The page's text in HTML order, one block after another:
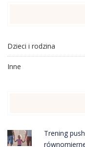
Dzieci i rodzina
Inne
Trening